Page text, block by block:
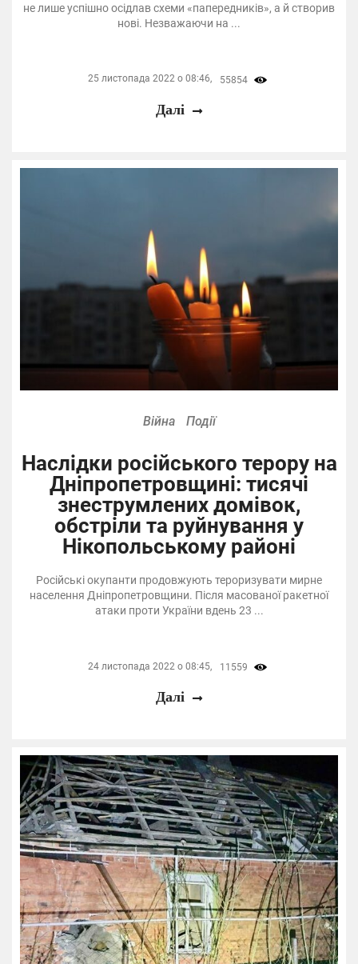
не лише успішно осідлав схеми «папередників», а й створив
нові. Незважаючи на ...
25 листопада 2022 о 08:46, 55854
Далі
Війна Події
Наслідки російського терору на
Дніпропетровщині: тисячі
знеструмлених домівок,
обстріли та руйнування у
Нікопольському районі
Російські окупанти продовжують тероризувати мирне
населення Дніпропетровщини. Після масованої ракетної
атаки проти України вдень 23 ...
24 листопада 2022 о 08:45, 11559
Далі